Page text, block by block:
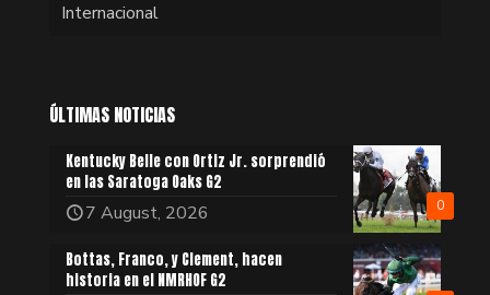
Internacional
ÚLTIMAS NOTICIAS
0
Kentucky Belle con Ortiz Jr. sorprendió
en las Saratoga Oaks G2
7 August, 2026
Bottas, Franco, y Clement, hacen
historia en el NMRHOF G2